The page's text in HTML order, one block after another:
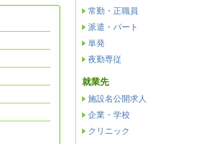
常勤・正職員
派遣・パート
単発
夜勤専従
就業先
施設名公開求人
企業・学校
クリニック